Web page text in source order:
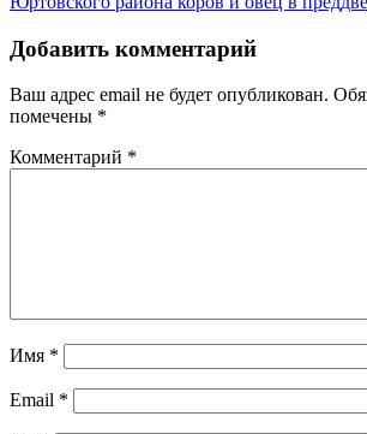
Добавить комментарий
Ваш адрес email не будет опубликован.
помечены *
Комментарий *
Имя *
Email *